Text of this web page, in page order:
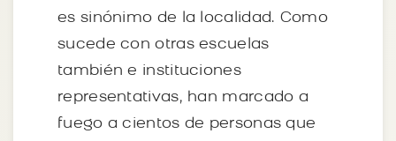
es sinónimo de la localidad. Como
sucede con otras escuelas
también e instituciones
representativas, han marcado a
fuego a cientos de personas que